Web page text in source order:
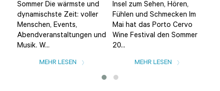
Sommer Die wärmste und
dynamischste Zeit: voller
Menschen, Events,
Abendveranstaltungen und
Musik. W...
MEHR LESEN
Insel zum Sehen, Hören,
Fühlen und Schmecken Im
Mai hat das Porto Cervo
Wine Festival den Sommer
20...
MEHR LESEN